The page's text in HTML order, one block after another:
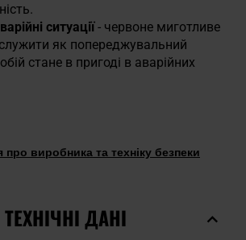
ситуації- червоне миготливе
як попереджувальний
стане в пригоді в аварійних
про виробника та техніку безпеки
ТЕХНІЧНІ ДАНІ